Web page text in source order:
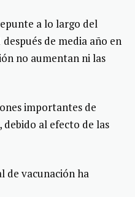
a lo largo del
de media año en
no aumentan ni las
importantes de
debido al efecto de las
de vacunación ha